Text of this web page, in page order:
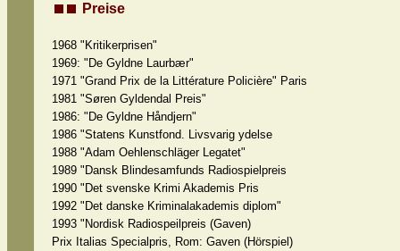
Preise
1968 "Kritikerprisen"
1969: "De Gyldne Laurbær"
1971 "Grand Prix de la Littérature Policière" Paris
1981 "Søren Gyldendal Preis"
1986: "De Gyldne Håndjern"
1986 "Statens Kunstfond. Livsvarig ydelse
1988 "Adam Oehlenschläger Legatet"
1989 "Dansk Blindesamfunds Radiospielpreis
1990 "Det svenske Krimi Akademis Pris
1992 "Det danske Kriminalakademis diplom"
1993 "Nordisk Radiospeilpreis (Gaven)
Prix Italias Specialpris, Rom: Gaven (Hörspiel)